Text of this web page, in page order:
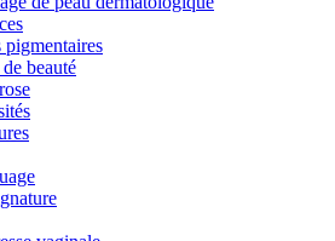
pigmentaires
beauté